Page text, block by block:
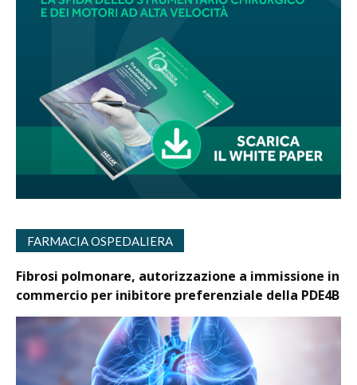
FARMACIA OSPEDALIERA
Fibrosi polmonare, autorizzazione a immissione in
commercio per inibitore preferenziale della PDE4B